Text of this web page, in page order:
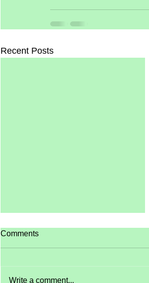
Recent Posts
Comments
Write a comment...